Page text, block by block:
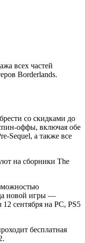
всех частей
Borderlands.
со скидками до
оффы, включая обе
Sequel, а также все
на сборники The
новой игры —
сентября на PC, PS5
бесплатная